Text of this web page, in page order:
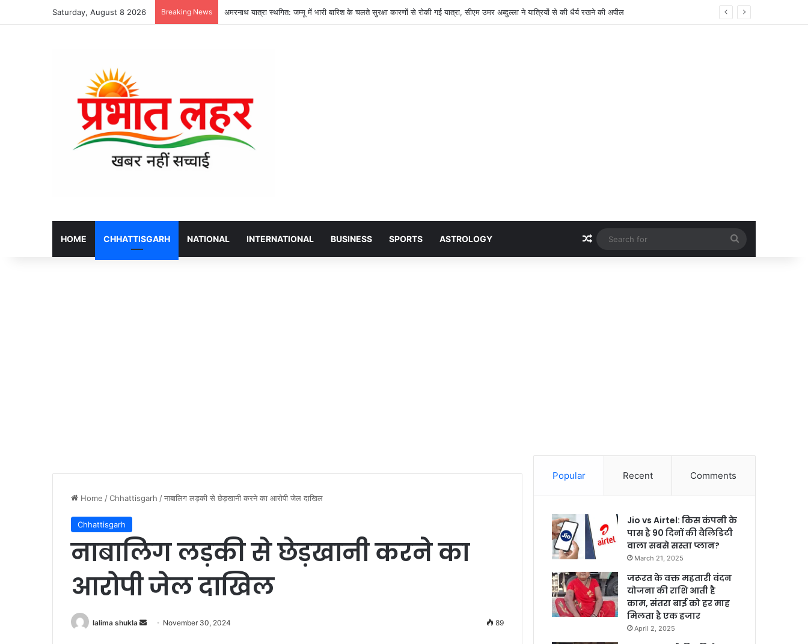
Saturday, August 8 2026 Breaking News पेंड्रा में साइकिल वितरण योजना पर उठे सवाल, छात्राओं को मिली खराब और टूटी-फूटी साइकिलें; नगर पालिका अध्यक्ष ने किया निरीक्षण
HOME CHHATTISGARH NATIONAL INTERNATIONAL BUSINESS SPORTS ASTROLOGY Random Article
for
Home /Chhattisgarh /नाबालिग लड़की से छेड़खानी करने का आरोपी जेल दाखिल
Chhattisgarh
नाबालिग लड़की से छेड़खानी करने का
आरोपी जेल दाखिल
lalima shukla
Send November 30, 2024 89
Popular Recent Comments
Jio vs Airtel: किस कंपनी के
पास है 90 दिनों की वैलिडिटी
वाला सबसे सस्ता प्लान?
March 21, 2025
जरूरत के वक्त महतारी वंदन
योजना की राशि आती है
काम, संतरा बाई को हर माह
मिलता है एक हजार
April 2, 2025